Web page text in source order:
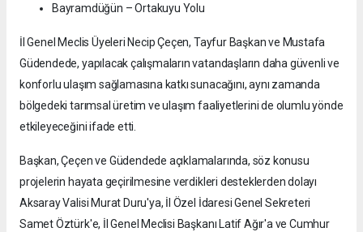
Bayramdüğün – Ortakuyu Yolu
İl Genel Meclis Üyeleri Necip Çeçen, Tayfur Başkan ve Mustafa
Güdendede, yapılacak çalışmaların vatandaşların daha güvenli ve
konforlu ulaşım sağlamasına katkı sunacağını, aynı zamanda
bölgedeki tarımsal üretim ve ulaşım faaliyetlerini de olumlu yönde
etkileyeceğini ifade etti.
Başkan, Çeçen ve Güdendede açıklamalarında, söz konusu
projelerin hayata geçirilmesine verdikleri desteklerden dolayı
Aksaray Valisi Murat Duru'ya, İl Özel İdaresi Genel Sekreteri
Samet Öztürk'e, İl Genel Meclisi Başkanı Latif Ağır'a ve Cumhur